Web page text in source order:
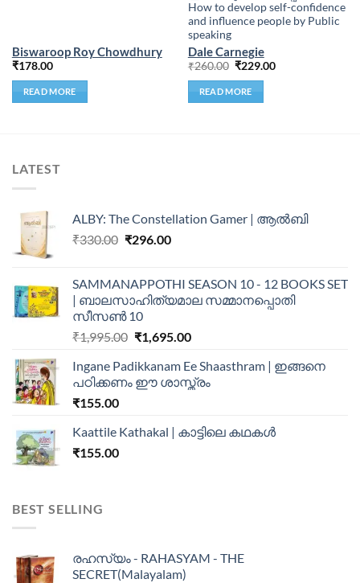
Biswaroop Roy Chowdhury
₹178.00
READ MORE
How to develop self-confidence
and influence people by Public
speaking
Dale Carnegie
₹260.00 ₹229.00
READ MORE
LATEST
ALBY: The Constellation Gamer | ആൽബി
₹330.00 ₹296.00
SAMMANAPPOTHI SEASON 10 - 12 BOOKS SET
| ബാലസാഹിത്യമാല സമ്മാനപ്പൊതി
സീസൺ 10
₹1,995.00 ₹1,695.00
Ingane Padikkanam Ee Shaasthram | ഇങ്ങനെ
പഠിക്കണം ഈ ശാസ്ത്രം
₹155.00
Kaattile Kathakal | കാട്ടിലെ കഥകള്‍
₹155.00
BEST SELLING
രഹസ്യം - RAHASYAM - THE
SECRET(Malayalam)